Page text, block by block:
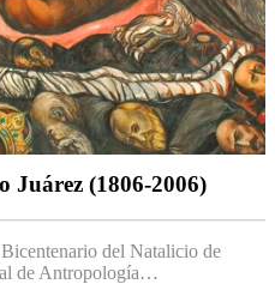
Juárez (1806-2006)
del Natalicio de
de Antropología…